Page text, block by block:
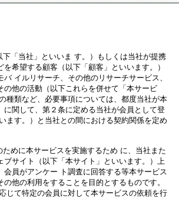
「当社」といいま す。）もしくは当社が提携
希望する顧客（以下「顧客」といいます。）
イルリサーチ、その他のリサーチサービス、
他の活動（以下これらを併せて「本サービ
種類など、必要事項については、都度当社が本
関して、第２条に定める当社が会員として登
ます。）と当社との間における契約関係を定め
めに本サービスを実施するため に、当社また
サイト（以下「本サイト」といいます。）上
員がアンケー ト調査に回答する等本サービス
他の利用をすることを目的とするものです。
じて特定の会員に対して本サービスの依頼を行